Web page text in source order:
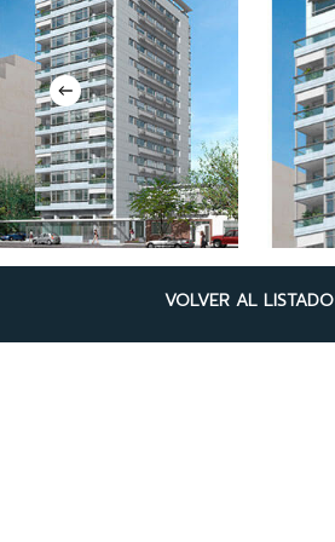
VOLVER AL LISTADO